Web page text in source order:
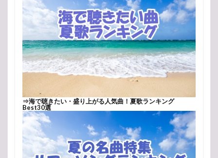
⇒海で聴きたい・盛り上がる人気曲！夏歌ランキング
Best30選